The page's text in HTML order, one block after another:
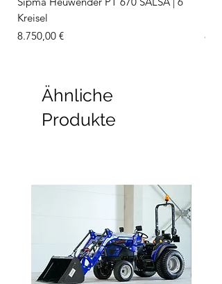
Kreisel
Preis
8.750,00 €
Preis
Ähnliche
Produkte